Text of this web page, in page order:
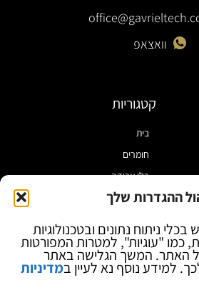
ההגדרות שלך
ניתוח נתונים ובטכנולוגיות
כמו "עוגיות", למטרות המפורטות
האתר. המשך הגלישה באתר
למידע נוסף נא לעיין במדיניות
וואצאפ
קטגוריות
בית
חומרים
כלי עבודה
מוצרי הלחמה
ספקי כח ומודדים
ציוד אופטי להגדלה